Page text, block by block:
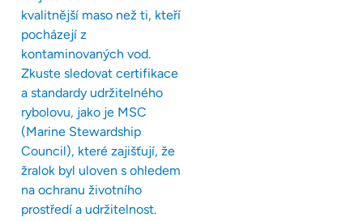
kvalitnější maso než ti, kteří
pocházejí z
kontaminovaných vod.
Zkuste sledovat certifikace
a standardy udržitelného
rybolovu, jako je MSC
(Marine Stewardship
Council), které zajišťují, že
žralok byl uloven s ohledem
na ochranu životního
prostředí a udržitelnost.